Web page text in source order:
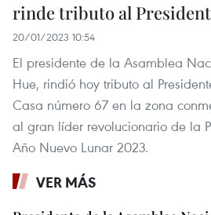
rinde tributo al
20/01/2023 10:54
El presidente de la Asamblea
Hue, rindió hoy tributo al
Casa número 67 en la zona
al gran líder revolucionario de la
Año Nuevo Lunar 2023.
VER MÁS